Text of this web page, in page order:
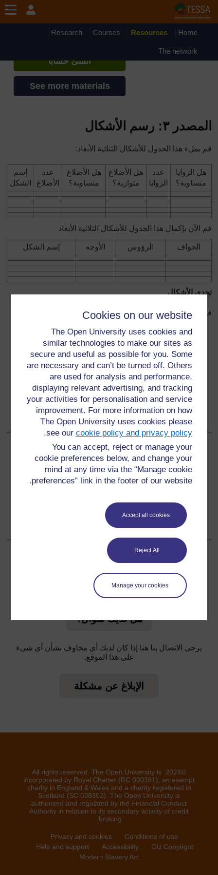
Cookies on our website
The Open University uses cookies and
similar technologies to make our sites as
secure and useful as possible for you. Some
are necessary and can’t be turned off. Others
are used for analysis and performance,
displaying relevant advertising, and tracking
your activities for personalisation and service
improvement. For more information on how
The Open University uses cookies please
see our cookie policy and privacy policy
.
You can accept, reject or manage your
cookie preferences below, and change your
mind at any time via the “Manage cookie
preferences” link in the footer of our website.
Accept all cookies
Reject All
Manage your cookies
Home
Resources
Courses
Research
The network
إذا أنشأت حسابا، يمكنك أن تنشئ ملفاً
شخصياً على الموقع
أنشئ حساباً
See more materials
المصدر ٣: رسم الأشكال
قم بملء هذا الجدول للأشكال الثنائية الأبعاد:
هل الزوايا
متساوية؟
عدد
الزوايا
هل الأضلاع
متوازية؟
هل الأضلاع
متساوية؟
عدد
الأضلاع
إسم
الشكل
قم الآن بإكمال هذا الجدول للأشكال الثلاثية الأبعاد
الحواف الرؤوس الأوجه إسم الشكل
تحدي الأشكال
قم بتوصيف الشكل – هل يمكن لصديقك أن يخمن ماهية الشكل؟
سابقالسابق
المصدر ٢: الأهرام
لمعلومات إضافية، الرجاء مراجعة الأسئلة المتكررة والتي قد
تقدم لك الدعم التي تحتاجها.
هل لديك سؤال؟
يرجى الاتصال بنا هنا إذا كان لديك أي مخاوف بشأن أي شيء
على هذا الموقع.
الإبلاغ عن مشكلة
©2024. All rights reserved. The Open University is
incorporated by Royal Charter (RC 000391), an exempt
charity in England & Wales and a charity registered in
Scotland (SC 038302). The Open University is
authorised and regulated by the Financial Conduct
Authority in relation to its secondary activity of credit
broking.
Conditions of use
Privacy and cookies
OU Copyright
Accessibility
Help and support
Modern Slavery Act